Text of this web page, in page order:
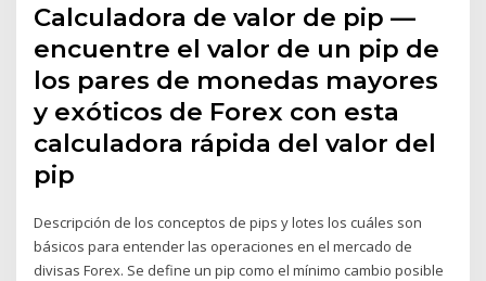
Calculadora de valor de pip —
encuentre el valor de un pip de
los pares de monedas mayores
y exóticos de Forex con esta
calculadora rápida del valor del
pip
Descripción de los conceptos de pips y lotes los cuáles son
básicos para entender las operaciones en el mercado de
divisas Forex. Se define un pip como el mínimo cambio posible